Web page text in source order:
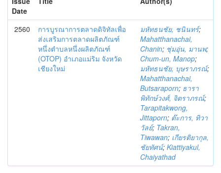
Date
2560
การบูรณาการตลาดดิจิทัลเพื่อ
ส่งเสริมการตลาดผลิตภัณฑ์
หนึ่งตำบลหนึ่งผลิตภัณฑ์
(OTOP) อำเภอแม่ริม จังหวัด
เชียงใหม่
มหัทธนชัย, ชนินทร์;
Mahatthanachai,
Chanin; ชุ่มอุ่น, มานพ;
Chum-un, Manop;
มหัทธนชัย, บุษราภรณ์;
Mahatthanachai,
Butsaraporn; ธารา
พิทักษ์วงศ์, จิตราภรณ์;
Tarapitakwong,
Jittaporn; ต๊ะการ, ทิวา
วัลย์; Takran,
Tiwawan; เกียรติยากุล,
ชัยทัศน์; Kiattiyakul,
Chaiyathad